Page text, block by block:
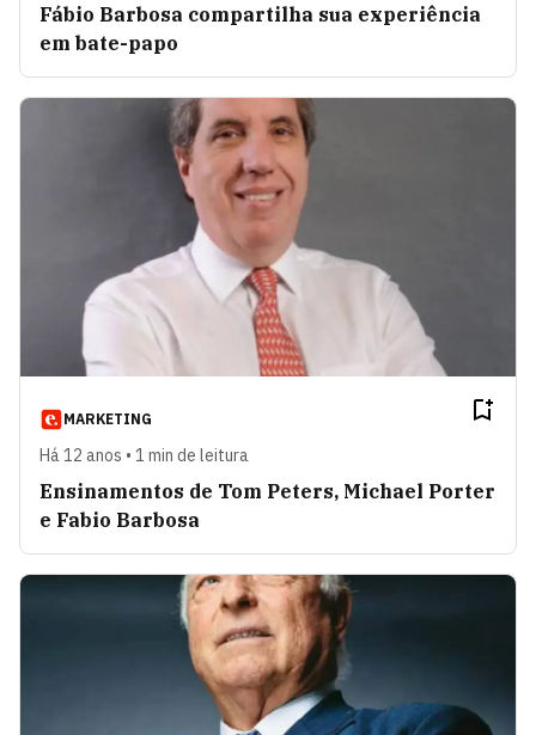
Fábio Barbosa compartilha sua experiência
em bate-papo
MARKETING
Há 12 anos • 1 min de leitura
Ensinamentos de Tom Peters, Michael Porter
e Fabio Barbosa